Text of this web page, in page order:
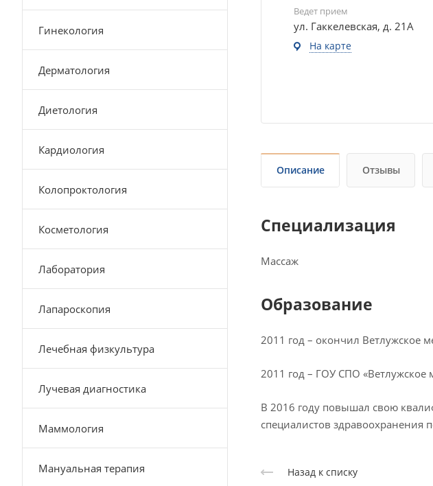
Ведет прием
ул. Гаккелевская, д. 21А
На карте
Описание Отзывы
Специализация
Массаж
Образование
2011 год – окончил Ветлужское
2011 год – ГОУ СПО
В 2016 году повышал свою
специалистов здравоохранения
Назад к списку
Гинекология
Дерматология
Диетология
Кардиология
Колопроктология
Косметология
Лаборатория
Лапароскопия
Лечебная физкультура
Лучевая диагностика
Маммология
Мануальная терапия